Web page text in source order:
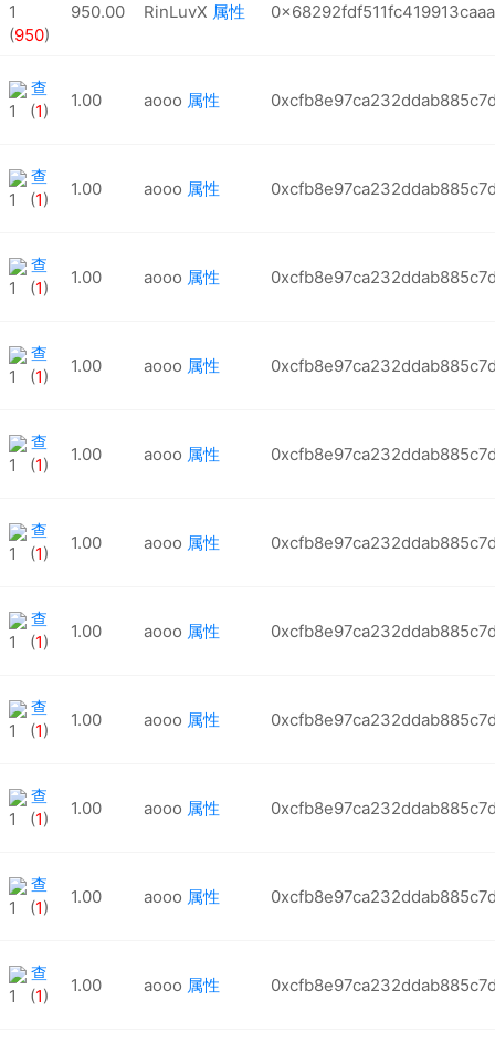
1
(950)
950.00 RinLuvX 属性
查
1 (1)
1.00 aooo 属性
查
1 (1)
1.00 aooo 属性
查
1 (1)
1.00 aooo 属性
查
1 (1)
1.00 aooo 属性
查
1 (1)
1.00 aooo 属性
查
1 (1)
1.00 aooo 属性
查
1 (1)
1.00 aooo 属性
查
1 (1)
1.00 aooo 属性
查
1 (1)
1.00 aooo 属性
查
1 (1)
1.00 aooo 属性
查
1 (1)
1.00 aooo 属性